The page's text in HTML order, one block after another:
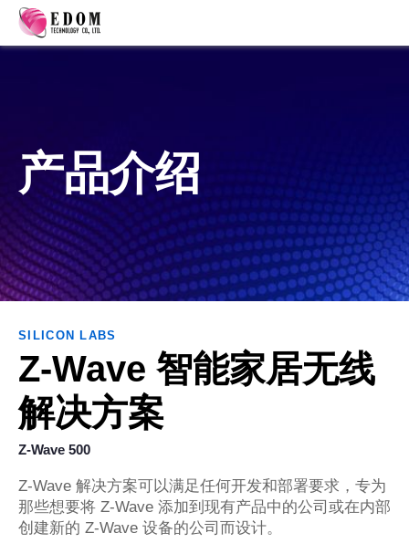
产品介绍
SILICON LABS
Z-Wave 智能家居无线
解决方案
Z-Wave 500
Z-Wave 解决方案可以满足任何开发和部署要求，专为
那些想要将 Z-Wave 添加到现有产品中的公司或在内部
创建新的 Z-Wave 设备的公司而设计。